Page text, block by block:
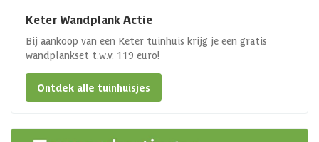
Keter Wandplank Actie
Bij aankoop van een Keter tuinhuis krijg je een gratis
wandplankset t.w.v. 119 euro!
Ontdek alle tuinhuisjes